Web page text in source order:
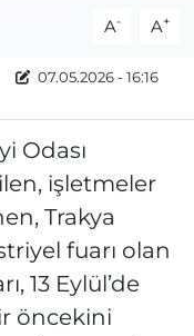
A- A+
07.05.2026 - 16:16
Odası
işletmeler
Trakya
fuarı olan
13 Eylül’de
öncekini